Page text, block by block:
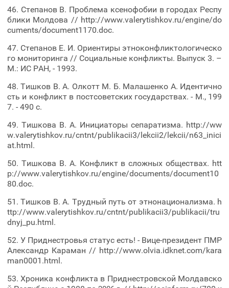
46. Степанов В. Проблема ксенофобии в городах Респу
блики Молдова // http://www.valerytishkov.ru/engine/do
cuments/document1170.doc.
47. Степанов Е. И. Ориентиры этноконфликтологическо
го мониторинга // Социальные конфликты. Выпуск 3. –
М.: ИС РАН, - 1993.
48. Тишков В. А. Олкотт М. Б. Малашенко А. Идентично
сть и конфликт в постсоветских государствах. - М., 199
7. - 490 с.
49. Тишкова В. А. Инициаторы cепаратизма. http://ww
w.valerytishkov.ru/cntnt/publikacii3/lekcii2/lekcii/n63_inici
at.html.
50. Тишкова В. А. Конфликт в сложных обществах. htt
p://www.valerytishkov.ru/engine/documents/document10
80.doc.
51. Тишков В. А. Трудный путь от этнонационализма. h
ttp://www.valerytishkov.ru/cntnt/publikacii3/publikacii/tru
dnyj_pu.html.
52. У Приднестровья статус есть! - Вице-президент ПМР
Александр Караман // http://www.olvia.idknet.com/kara
man0001.html.
53. Хроника конфликта в Приднестровской Молдавско